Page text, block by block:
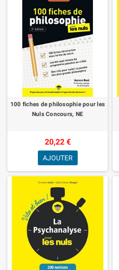
100 fiches de philosophie pour les
Nuls Concours, NE
20,22 €
AJOUTER